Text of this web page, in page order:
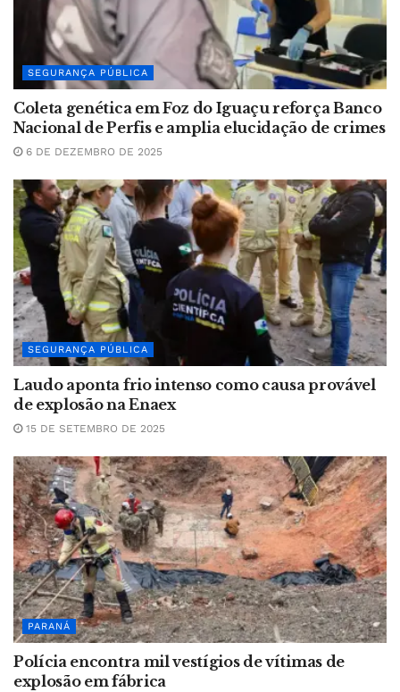
SEGURANÇA PÚBLICA
Coleta genética em Foz do Iguaçu reforça Banco
Nacional de Perfis e amplia elucidação de crimes
6 DE DEZEMBRO DE 2025
SEGURANÇA PÚBLICA
Laudo aponta frio intenso como causa provável
de explosão na Enaex
15 DE SETEMBRO DE 2025
PARANÁ
Polícia encontra mil vestígios de vítimas de
explosão em fábrica